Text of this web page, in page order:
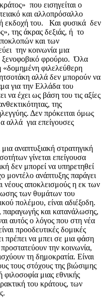
που εισηγείται ο
και αλλοπρόσαλλο
εκδοχή του. Και φυσικά δεν
της άκρας δεξιάς, ή το
και των
την κοινωνία μια
ξενοφοβικό φρούριο. Όλα
«δομημένη φιλελεύθερη
αλλά δεν μπορούν να
για την Ελλάδα του
να έχει ως βάση του τις αξίες
της
Δεν πρόκειται όμως
αλλά για επείγουσες
αναπτυξιακή στρατηγική
γίνεται επείγουσα
δεν μπορεί να υπηρετηθεί
μοντέλο ανάπτυξης παράγει
νέους αποκλεισμούς η εκ των
των θυμάτων του
πολέμου, είναι αδιέξοδη.
παραγωγής και κατανάλωσης,
αυτός ο λόγος που στη νέα
προοδευτικές δομικές
πρέπει να μπει σε μια φάση
την κοινωνία,
τη δημοκρατία. Είναι
τους στόχους της βιώσιμης
φιλοσοφία μιας εθνικής
του κράτους, των